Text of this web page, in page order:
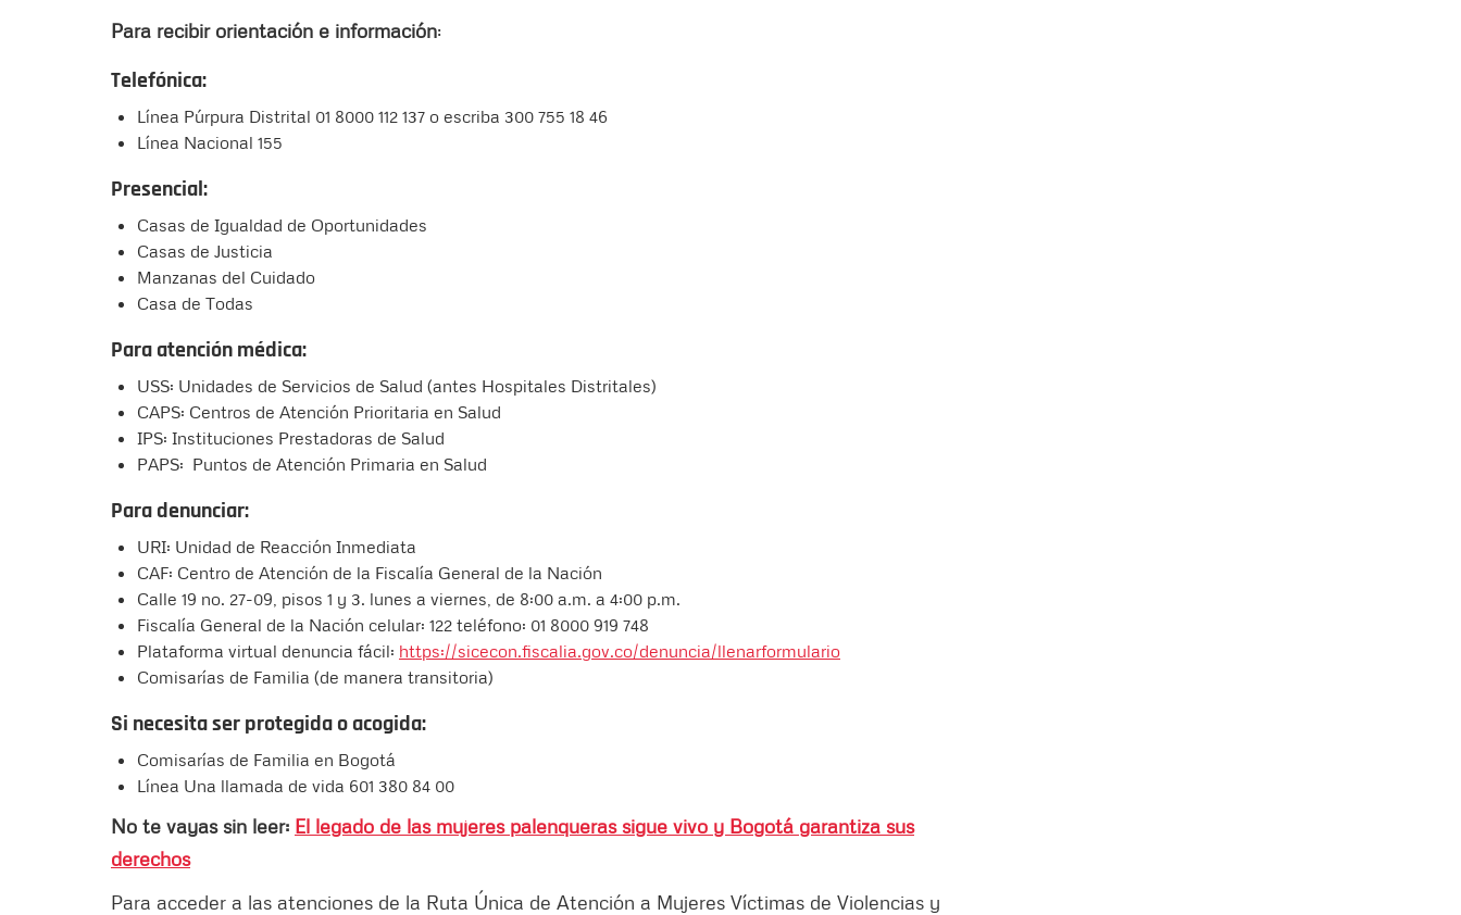
Para recibir orientación e información:
Telefónica:
Línea Púrpura Distrital 01 8000 112 137 o escriba 300 755 18 46
Línea Nacional 155
Presencial:
Casas de Igualdad de Oportunidades
Casas de Justicia
Manzanas del Cuidado
Casa de Todas
Para atención médica:
USS: Unidades de Servicios de Salud (antes Hospitales Distritales)
CAPS: Centros de Atención Prioritaria en Salud
IPS: Instituciones Prestadoras de Salud
PAPS: Puntos de Atención Primaria en Salud
Para denunciar:
URI: Unidad de Reacción Inmediata
CAF: Centro de Atención de la Fiscalía General de la Nación
Calle 19 no. 27-09, pisos 1 y 3. lunes a viernes, de 8:00 a.m. a 4:00 p.m.
Fiscalía General de la Nación celular: 122 teléfono: 01 8000 919 748
Plataforma virtual denuncia fácil: https://sicecon.fiscalia.gov.co/denuncia/llenarformulario
Comisarías de Familia (de manera transitoria)
Si necesita ser protegida o acogida:
Comisarías de Familia en Bogotá
Línea Una llamada de vida 601 380 84 00
No te vayas sin leer: El legado de las mujeres palenqueras sigue vivo y Bogotá garantiza sus
derechos
Para acceder a las atenciones de la Ruta Única de Atención a Mujeres Víctimas de Violencias y